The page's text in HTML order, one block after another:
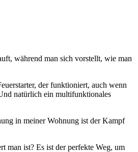
während man sich vorstellt, wie man
der funktioniert, auch wenn
natürlich ein multifunktionales
in meiner Wohnung ist der Kampf
man ist? Es ist der perfekte Weg, um